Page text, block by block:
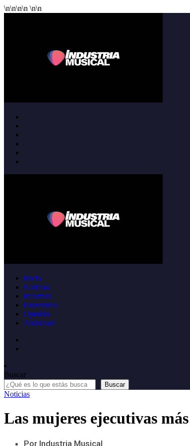
\n\n\n\n \n\n
Inicio
Noticias
Informes
Entrevistas
Opinión
Anúnciate
Buscar
Buscar
Noticias
Las mujeres ejecutivas
Por Industria Musical